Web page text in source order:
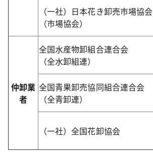
（一社）日本花き卸売市場協会
（市場協会）
仲卸業
者
全国水産物卸組合連合会
（全水卸組連）
全国青果卸売協同組合連合会
（全青卸連）
（一社）全国花卸協会